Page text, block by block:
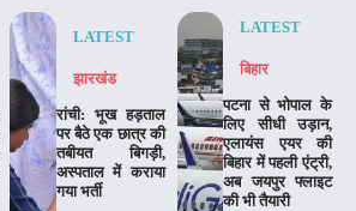
LATEST
झारखंड
रांची: भूख हड़ताल
पर बैठे एक छात्र की
तबीयत बिगड़ी,
अस्पताल में कराया
गया भर्ती
LATEST
बिहार
पटना से भोपाल के
लिए सीधी उड़ान,
एलायंस एयर की
बिहार में पहली एंट्री,
अब जयपुर फ्लाइट
की भी तैयारी